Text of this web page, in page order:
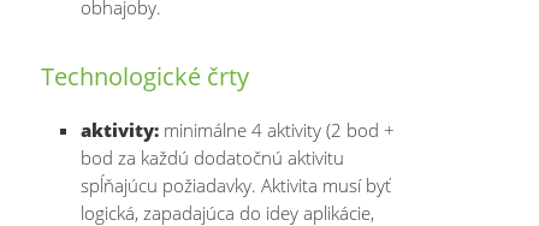
obhajoby.
Technologické črty
aktivity:minimálne 4 aktivity (2 bod +
bod za každú dodatočnú aktivitu
spĺňajúcu požiadavky. Aktivita musí byť
logická, zapadajúca do idey aplikácie,